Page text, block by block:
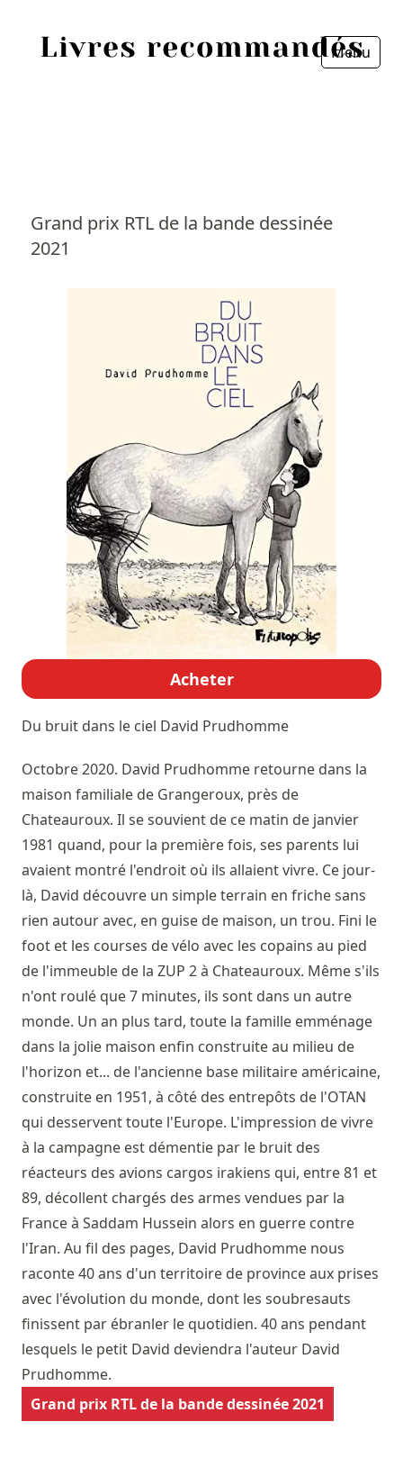
Menu
Grand prix RTL de la bande dessinée
2021
Acheter
Du bruit dans le ciel David Prudhomme
Octobre 2020. David Prudhomme retourne dans la
maison familiale de Grangeroux, près de
Chateauroux. Il se souvient de ce matin de janvier
1981 quand, pour la première fois, ses parents lui
avaient montré l'endroit où ils allaient vivre. Ce jour-
là, David découvre un simple terrain en friche sans
rien autour avec, en guise de maison, un trou. Fini le
foot et les courses de vélo avec les copains au pied
de l'immeuble de la ZUP 2 à Chateauroux. Même s'ils
n'ont roulé que 7 minutes, ils sont dans un autre
monde. Un an plus tard, toute la famille emménage
dans la jolie maison enfin construite au milieu de
l'horizon et... de l'ancienne base militaire américaine,
construite en 1951, à côté des entrepôts de l'OTAN
qui desservent toute l'Europe. L'impression de vivre
à la campagne est démentie par le bruit des
réacteurs des avions cargos irakiens qui, entre 81 et
89, décollent chargés des armes vendues par la
France à Saddam Hussein alors en guerre contre
l'Iran. Au fil des pages, David Prudhomme nous
raconte 40 ans d'un territoire de province aux prises
avec l'évolution du monde, dont les soubresauts
finissent par ébranler le quotidien. 40 ans pendant
lesquels le petit David deviendra l'auteur David
Prudhomme.
Grand prix RTL de la bande dessinée 2021
Personnes
Livres les plus recommandés
Fermer